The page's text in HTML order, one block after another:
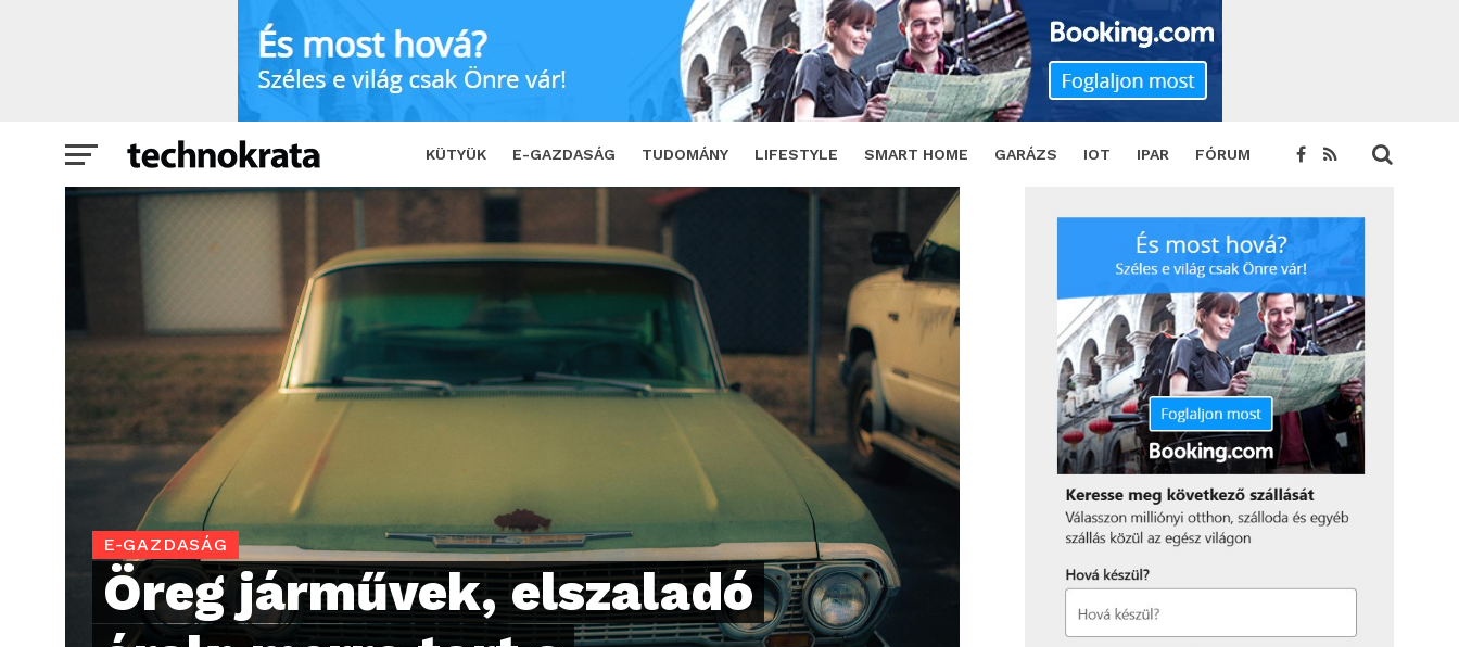
KÜTYÜK E-GAZDASÁG TUDOMÁNY LIFESTYLE SMART HOME GARÁZS IOT IPAR FÓRUM
Öreg járművek, elszaladó árak: merre tart a magyar autópiac? SHARE TWEET
E-GAZDASÁG
Öreg járművek, elszaladó